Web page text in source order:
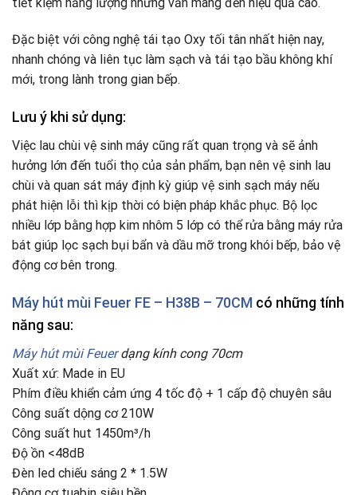
Đặc biệt với công nghệ tái tạo Oxy tối tân nhất hiện nay,
nhanh chóng và liên tục làm sạch và tái tạo bầu không khí
mới, trong lành trong gian bếp.
Lưu ý khi sử dụng:
Việc lau chùi vệ sinh máy cũng rất quan trọng và sẽ ảnh
hưởng lớn đến tuổi thọ của sản phẩm, bạn nên vệ sinh lau
chùi và quan sát máy định kỳ giúp vệ sinh sạch máy nếu
phát hiện lỗi thì kịp thời có biện pháp khắc phục. Bộ lọc
nhiều lớp bằng hợp kim nhôm 5 lớp có thể rửa bằng máy rửa
bát giúp lọc sạch bụi bẩn và dầu mỡ trong khói bếp, bảo vệ
động cơ bên trong.
Máy hút mùi Feuer FE – H38B – 70CM có những tính
năng sau:
Máy hút mùi Feuerdạng kính cong 70cm
Xuất xứ: Made in EU
Phím điều khiển cảm ứng 4 tốc độ + 1 cấp độ chuyên sâu
Công suất dộng cơ 210W
Công suất hut 1450m³/h
Độ ồn <48dB
Đèn led chiếu sáng 2 * 1.5W